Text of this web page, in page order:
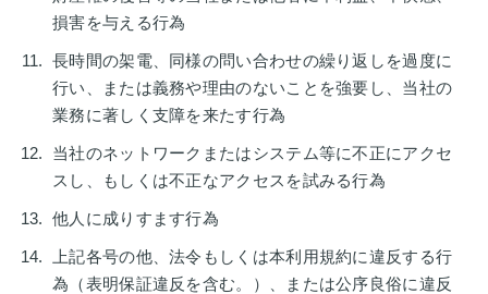
損害を与える行為
長時間の架電、同様の問い合わせの繰り返しを過度に
行い、または義務や理由のないことを強要し、当社の
業務に著しく支障を来たす行為
当社のネットワークまたはシステム等に不正にアクセ
スし、もしくは不正なアクセスを試みる行為
他人に成りすます行為
上記各号の他、法令もしくは本利用規約に違反する行
為（表明保証違反を含む。）、または公序良俗に違反